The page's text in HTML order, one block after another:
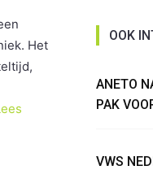
Het
OOK
ANETO
PAK
VWS